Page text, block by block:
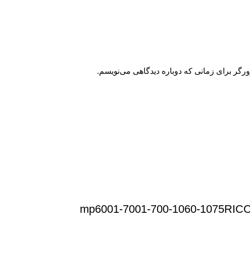
برای زمانی که دوباره دیدگاهی می‌نویسم.